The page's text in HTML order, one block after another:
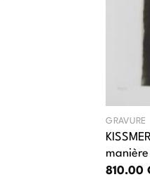
GRAVURE
810.00